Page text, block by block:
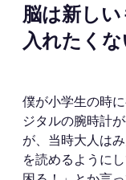
脳は新し
入れたく
僕が小学生の時
ジタルの腕時計
が、当時大人は
を読めるように